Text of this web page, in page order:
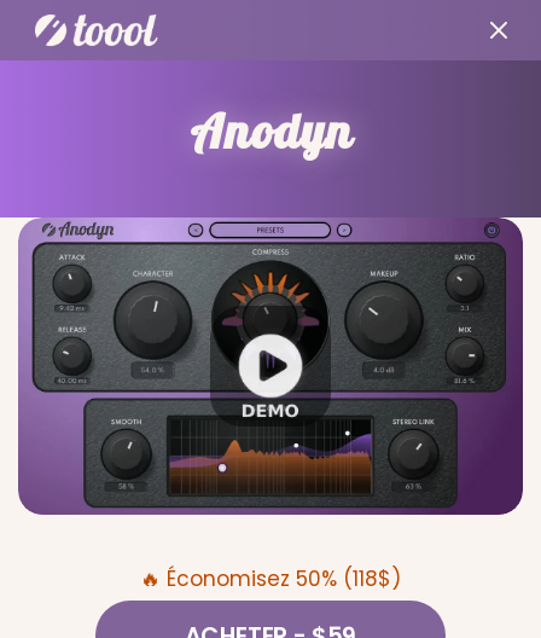
Anodyn
🔥 Économisez 50% (118$)